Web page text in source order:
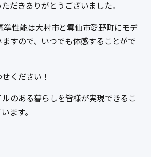
だきありがとうございました。
準性能は大村市と雲仙市愛野町にモデ
すので、いつでも体感することがで
ください！
のある暮らしを皆様が実現できるこ
ます。